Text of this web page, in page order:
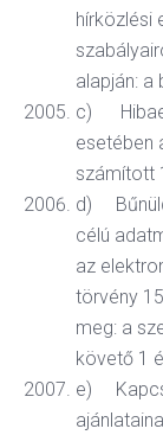
hírközlési
alapján: a
c)
esetében
számított
d)
célú
az
törvény
meg: a
követő 1
e)